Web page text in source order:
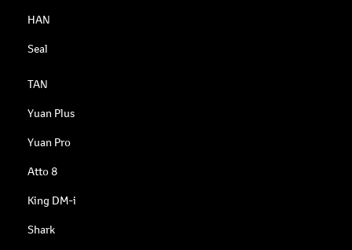
HAN
Seal
TAN
Yuan Plus
Yuan Pro
Atto 8
King DM-i
Shark